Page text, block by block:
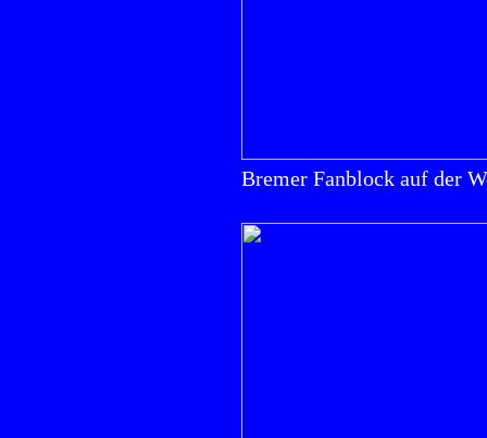
Bremer Fanblock auf der